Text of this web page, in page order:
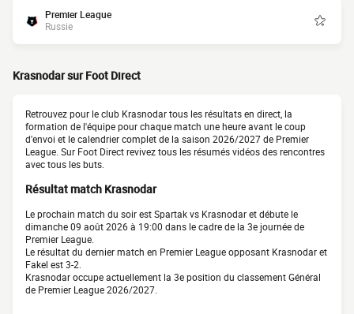
Premier League
Russie
Krasnodar sur Foot Direct
Retrouvez pour le club Krasnodar tous les résultats en direct, la
formation de l'équipe pour chaque match une heure avant le coup
d'envoi et le calendrier complet de la saison 2026/2027 de Premier
League. Sur Foot Direct revivez tous les résumés vidéos des rencontres
avec tous les buts.
Résultat match Krasnodar
Le prochain match du soir est Spartak vs Krasnodar et débute le
dimanche 09 août 2026 à 19:00 dans le cadre de la 3e journée de
Premier League.
Le résultat du dernier match en Premier League opposant Krasnodar et
Fakel est 3-2.
Krasnodar occupe actuellement la 3e position du classement Général
de Premier League 2026/2027.